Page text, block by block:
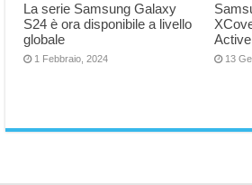
La serie Samsung Galaxy
S24 è ora disponibile a livello
globale
1 Febbraio, 2024 13